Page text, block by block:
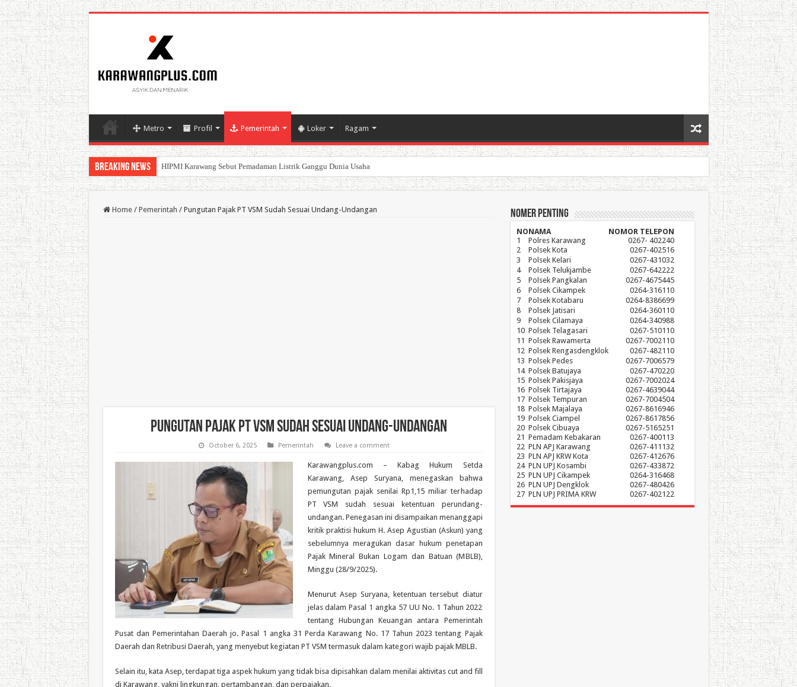
Metro Profil Pemerintah Loker Ragam
Breaking News HIPMI Karawang Sebut Pemadaman Listrik Ganggu Dunia Usaha
BPK Ganjar WTP ke 11 Pada Laporan Keuangan Pemda Karawang
Home / Pemerintah / Pungutan Pajak PT VSM Sudah Sesuai Undang-Undangan
Pungutan Pajak PT VSM Sudah Sesuai Undang-Undangan
October 6, 2025 Pemerintah Leave a comment
Karawangplus.com – Kabag Hukum Setda
Karawang, Asep Suryana, menegaskan bahwa
pemungutan pajak senilai Rp1,15 miliar terhadap
PT VSM sudah sesuai ketentuan perundang-
undangan. Penegasan ini disampaikan menanggapi
kritik praktisi hukum H. Asep Agustian (Askun) yang
sebelumnya meragukan dasar hukum penetapan
Pajak Mineral Bukan Logam dan Batuan (MBLB),
Minggu (28/9/2025).
Menurut Asep Suryana, ketentuan tersebut diatur
jelas dalam Pasal 1 angka 57 UU No. 1 Tahun 2022
tentang Hubungan Keuangan antara Pemerintah
Pusat dan Pemerintahan Daerah jo. Pasal 1 angka 31 Perda Karawang No. 17 Tahun 2023 tentang Pajak
Daerah dan Retribusi Daerah, yang menyebut kegiatan PT VSM termasuk dalam kategori wajib pajak MBLB.
Selain itu, kata Asep, terdapat tiga aspek hukum yang tidak bisa dipisahkan dalam menilai aktivitas cut and fill
di Karawang, yakni lingkungan, pertambangan, dan perpajakan.
Nomer Penting
NONAMA
NOMOR TELEPON
1
Polres Karawang
0267- 402240
2
Polsek Kota
0267-402516
3
Polsek Kelari
0267-431032
4
Polsek Telukjambe
0267-642222
5
Polsek Pangkalan
0267-4675445
6
Polsek Cikampek
0264-316110
7
Polsek Kotabaru
0264-8386699
8
Polsek Jatisari
0264-360110
9
Polsek Cilamaya
0264-340988
10 Polsek Telagasari
0267-510110
11 Polsek Rawamerta
0267-7002110
12 Polsek Rengasdengklok
0267-482110
13 Polsek Pedes
0267-7006579
14 Polsek Batujaya
0267-470220
15 Polsek Pakisjaya
0267-7002024
16 Polsek Tirtajaya
0267-4639044
17 Polsek Tempuran
0267-7004504
18 Polsek Majalaya
0267-8616946
19 Polsek Ciampel
0267-8617856
20 Polsek Cibuaya
0267-5165251
21 Pemadam Kebakaran
0267-400113
22 PLN APJ Karawang
0267-411132
23 PLN APJ KRW Kota
0267-412676
24 PLN UPJ Kosambi
0267-433872
25 PLN UPJ Cikampek
0264-316468
26 PLN UPJ Dengklok
0267-480426
27 PLN UPJ PRIMA KRW 0267-402122